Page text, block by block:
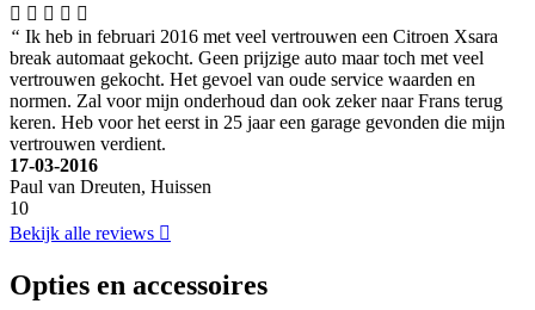
“ Ik heb in februari 2016 met veel vertrouwen een Citroen Xsara
break automaat gekocht. Geen prijzige auto maar toch met veel
vertrouwen gekocht. Het gevoel van oude service waarden en
normen. Zal voor mijn onderhoud dan ook zeker naar Frans terug
keren. Heb voor het eerst in 25 jaar een garage gevonden die mijn
vertrouwen verdient.
17-03-2016
Paul van Dreuten, Huissen
10
Bekijk alle reviews
Opties en accessoires